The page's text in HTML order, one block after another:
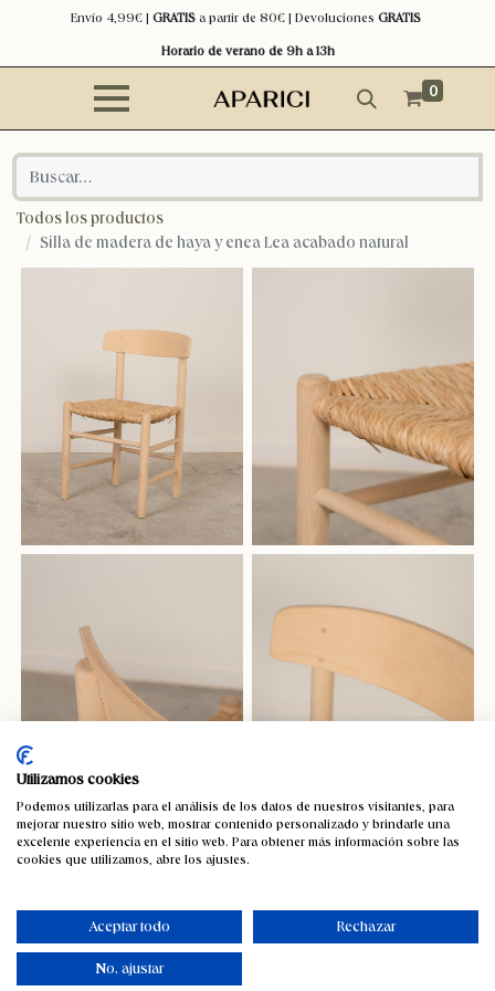
Envío 4,99€ | GRATISa partir de 80€ | Devoluciones GRATIS
Horario de verano de 9h a 13h
0
Todos los productos
Silla de madera de haya y enea Lea acabado natural
Utilizamos cookies
Podemos utilizarlas para el análisis de los datos de nuestros visitantes, para
mejorar nuestro sitio web, mostrar contenido personalizado y brindarle una
excelente experiencia en el sitio web. Para obtener más información sobre las
cookies que utilizamos, abre los ajustes.
Aceptar todo Rechazar
No, ajustar